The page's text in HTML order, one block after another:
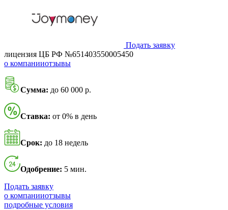
Подать заявку
лицензия ЦБ РФ №651403550005450
о компанииотзывы
Сумма: до 60 000 р.
Ставка: от 0% в день
Срок: до 18 недель
Одобрение: 5 мин.
Подать заявку
о компанииотзывы
подробные условия